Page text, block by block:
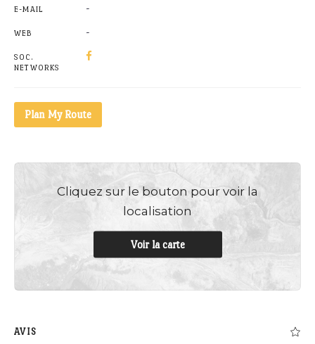
E-MAIL -
WEB -
SOC.
NETWORKS
Plan My Route
Cliquez sur le bouton pour voir la
localisation
Voir la carte
AVIS